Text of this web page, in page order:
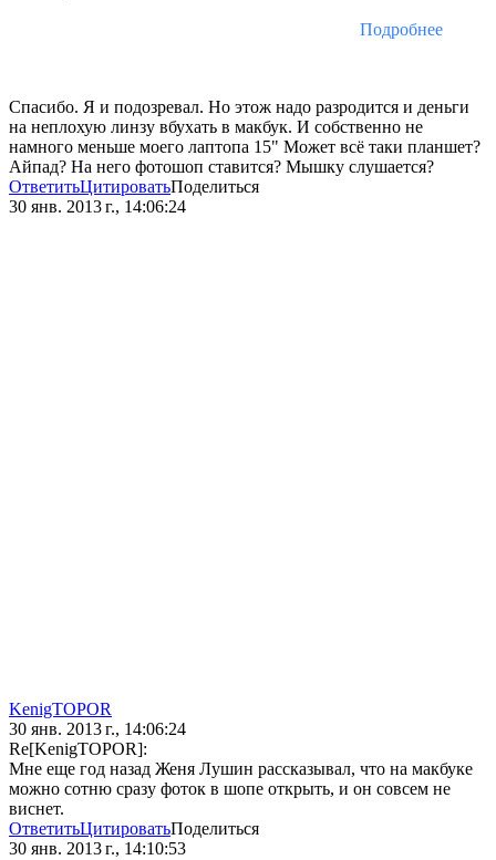
Подробнее
Спасибо. Я и подозревал. Но этож надо разродится и деньги
на неплохую линзу вбухать в макбук. И собственно не
намного меньше моего лаптопа 15" Может всё таки планшет?
Айпад? На него фотошоп ставится? Мышку слушается?
ОтветитьЦитироватьПоделиться
30 янв. 2013 г., 14:06:24
KenigTOPOR
30 янв. 2013 г., 14:06:24
Re[KenigTOPOR]:
Мне еще год назад Женя Лушин рассказывал, что на макбуке
можно сотню сразу фоток в шопе открыть, и он совсем не
виснет.
ОтветитьЦитироватьПоделиться
30 янв. 2013 г., 14:10:53